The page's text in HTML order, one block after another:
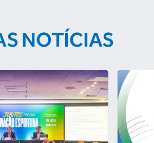
NOTÍCIAS